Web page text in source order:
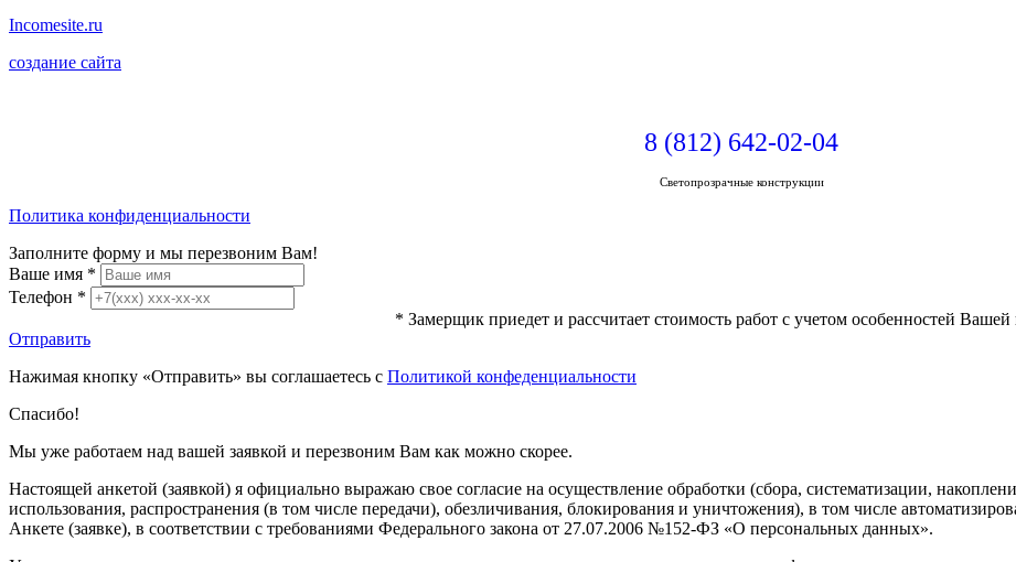
Incomesite.ru
создание сайта
8 (812) 642-02-04
Светопрозрачные конструкции
Политика конфиденциальности
Заполните форму и мы перезвоним Вам!
Ваше имя *
Телефон *
* Замерщик приедет и рассчитает стоимость работ с учетом особенностей
Отправить
Нажимая кнопку «Отправить» вы соглашаетесь с Политикой конфеденциальности
Спасибо!
Мы уже работаем над вашей заявкой и перезвоним Вам как можно скорее.
Настоящей анкетой (заявкой) я официально выражаю свое согласие на осуществление обработки (сбора, систематизации,
использования, распространения (в том числе передачи), обезличивания, блокирования и уничтожения), в том числе
Анкете (заявке), в соответствии с требованиями Федерального закона от 27.07.2006 №152-ФЗ «О персональных данных».